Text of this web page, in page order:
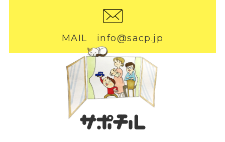
MAIL info@sacp.jp